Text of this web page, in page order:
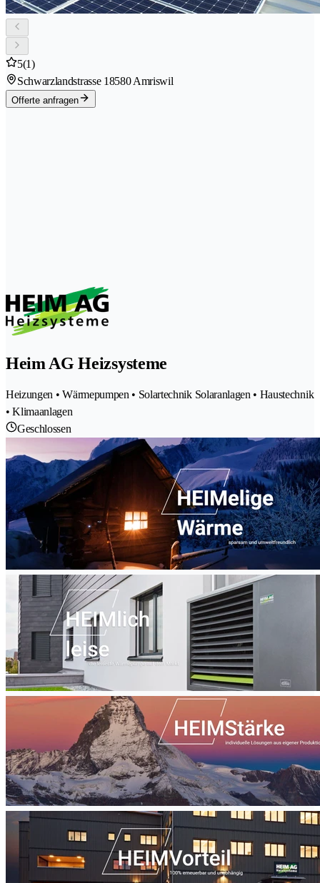
5(1)
Schwarzlandstrasse 18580 Amriswil
Offerte anfragen
Heim AG Heizsysteme
Heizungen • Wärmepumpen • Solartechnik Solaranlagen • Haustechnik
• Klimaanlagen
Geschlossen